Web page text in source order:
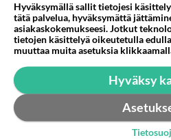
Hyväksymällä sallit tietojesi
tätä palvelua, hyväksymättä
asiakaskokemukseesi. Jotkut
tietojen käsittelyä oikeutetulla
muuttaa muita asetuksia
Hyväksy